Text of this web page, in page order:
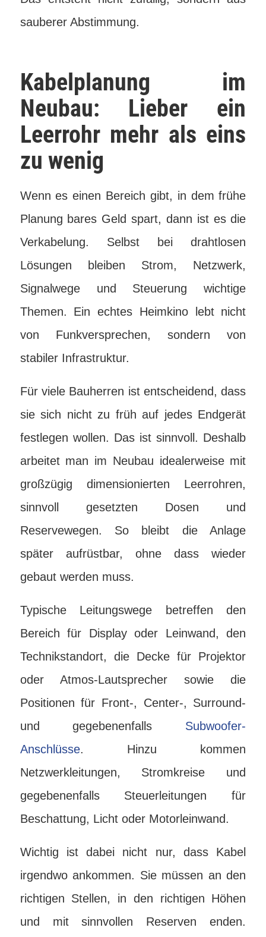
sauberer Abstimmung.
Kabelplanung im
Neubau: Lieber ein
Leerrohr mehr als eins
zu wenig
Wenn es einen Bereich gibt, in dem frühe
Planung bares Geld spart, dann ist es die
Verkabelung. Selbst bei drahtlosen
Lösungen bleiben Strom, Netzwerk,
Signalwege und Steuerung wichtige
Themen. Ein echtes Heimkino lebt nicht
von Funkversprechen, sondern von
stabiler Infrastruktur.
Für viele Bauherren ist entscheidend, dass
sie sich nicht zu früh auf jedes Endgerät
festlegen wollen. Das ist sinnvoll. Deshalb
arbeitet man im Neubau idealerweise mit
großzügig dimensionierten Leerrohren,
sinnvoll gesetzten Dosen und
Reservewegen. So bleibt die Anlage
später aufrüstbar, ohne dass wieder
gebaut werden muss.
Typische Leitungswege betreffen den
Bereich für Display oder Leinwand, den
Technikstandort, die Decke für Projektor
oder Atmos-Lautsprecher sowie die
Positionen für Front-, Center-, Surround-
und gegebenenfalls Subwoofer-
Anschlüsse. Hinzu kommen
Netzwerkleitungen, Stromkreise und
gegebenenfalls Steuerleitungen für
Beschattung, Licht oder Motorleinwand.
Wichtig ist dabei nicht nur, dass Kabel
irgendwo ankommen. Sie müssen an den
richtigen Stellen, in den richtigen Höhen
und mit sinnvollen Reserven enden.